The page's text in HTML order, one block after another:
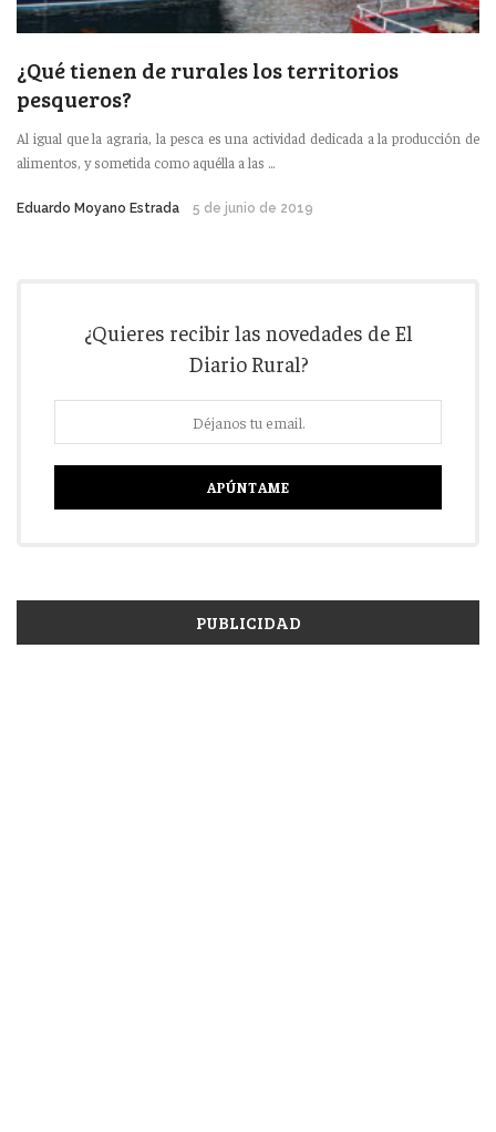
¿Qué tienen de rurales los territorios
pesqueros?
Al igual que la agraria, la pesca es una actividad dedicada a la producción de
alimentos, y sometida como aquélla a las ...
Eduardo Moyano Estrada 5 de junio de 2019
¿Quieres recibir las novedades de El
Diario Rural?
PUBLICIDAD